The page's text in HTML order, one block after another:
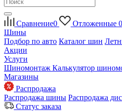
Сравнение0 Отложенные 0
Шины
Подбор по авто Каталог шин
Акции
Услуги
Шиномонтаж Калькулятор
Магазины
Распродажа
Распродажа шины Распродажа
Статус заказа